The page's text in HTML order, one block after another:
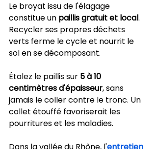
Le broyat issu de l'élagage
constitue un paillis gratuit et local.
Recycler ses propres déchets
verts ferme le cycle et nourrit le
sol en se décomposant.
Étalez le paillis sur 5 à 10
centimètres d'épaisseur, sans
jamais le coller contre le tronc. Un
collet étouffé favoriserait les
pourritures et les maladies.